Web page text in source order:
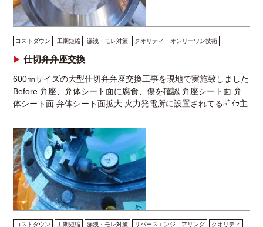
コストダウン 工期短縮 漏洩・モレ対策 クオリティ オンリーワン技術
仕切弁弁座交換
600㎜サイズの大型仕切弁弁座交換工事を現地で実施致しました
Before 弁座、弁体シート面に腐食、傷を確認 弁座シート面 弁
体シート面 弁体シート面拡大 火力発電所に設置されてるﾎﾞｲﾗ主
コストダウン 工期短縮 漏洩・モレ対策 リバースエンジニアリング クオリティ